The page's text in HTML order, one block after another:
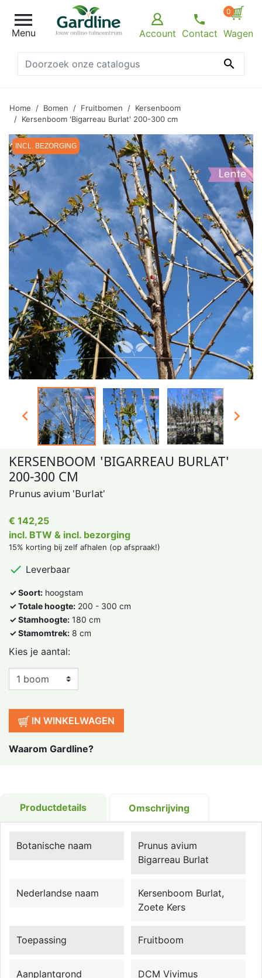

Menu Account Contact
0
Wagen

Home Bomen Fruitbomen
Kersenboom
Kersenboom 'Bigarreau Burlat' 200-300 cm
INCL. BEZORGING
 
KERSENBOOM 'BIGARREAU BURLAT'
200-300 CM
Prunus avium 'Burlat'
€ 142,25
incl. BTW & incl. bezorging
15% korting bij zelf afhalen (op afspraak!)
 Leverbaar
✓ Soort: hoogstam
✓ Totale hoogte: 200 - 300 cm
✓ Stamhoogte: 180 cm
✓ Stamomtrek: 8 cm
Kies je aantal:
IN WINKELWAGEN
Waarom Gardline?
Productdetails Omschrijving
Botanische naam
Prunus avium
Bigarreau Burlat
Nederlandse naam
Kersenboom Burlat,
Zoete Kers
Toepassing Fruitboom
Aanplantgrond
DCM Vivimus